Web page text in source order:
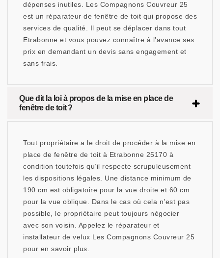
dépenses inutiles. Les Compagnons Couvreur 25
est un réparateur de fenêtre de toit qui propose des
services de qualité. Il peut se déplacer dans tout
Etrabonne et vous pouvez connaître à l’avance ses
prix en demandant un devis sans engagement et
sans frais.
Que dit la loi à propos de la mise en place de
fenêtre de toit ?
Tout propriétaire a le droit de procéder à la mise en
place de fenêtre de toit à Etrabonne 25170 à
condition toutefois qu’il respecte scrupuleusement
les dispositions légales. Une distance minimum de
190 cm est obligatoire pour la vue droite et 60 cm
pour la vue oblique. Dans le cas où cela n’est pas
possible, le propriétaire peut toujours négocier
avec son voisin. Appelez le réparateur et
installateur de velux Les Compagnons Couvreur 25
pour en savoir plus.